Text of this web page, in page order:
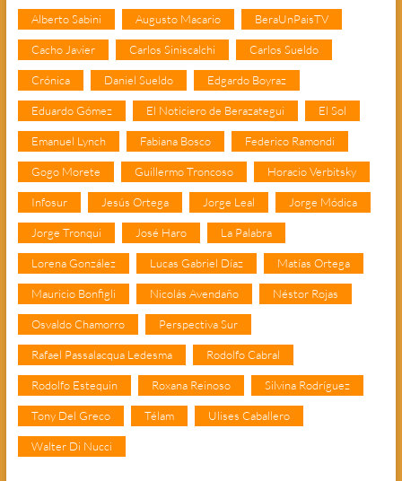
Alberto Sabini Augusto Macario BeraUnPaisTV
Cacho Javier Carlos Siniscalchi Carlos Sueldo
Crónica Daniel Sueldo Edgardo Boyraz
Eduardo Gómez El Noticiero de Berazategui El Sol
Emanuel Lynch Fabiana Bosco Federico Ramondi
Gogo Morete Guillermo Troncoso Horacio Verbitsky
Infosur Jesús Ortega Jorge Leal Jorge Módica
Jorge Tronqui José Haro La Palabra
Lorena González Lucas Gabriel Díaz Matías Ortega
Mauricio Bonfigli Nicolás Avendaño Néstor Rojas
Osvaldo Chamorro Perspectiva Sur
Rafael Passalacqua Ledesma Rodolfo Cabral
Rodolfo Estequin Roxana Reinoso Silvina Rodríguez
Tony Del Greco Télam Ulises Caballero
Walter Di Nucci